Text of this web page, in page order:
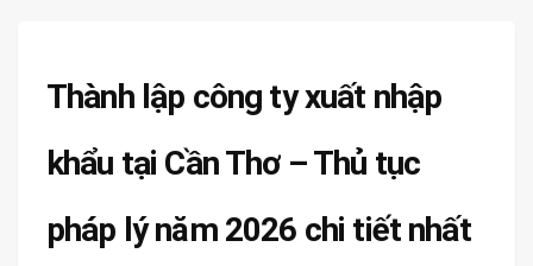
Thành lập công ty xuất nhập
khẩu tại Cần Thơ – Thủ tục
pháp lý năm 2026 chi tiết nhất